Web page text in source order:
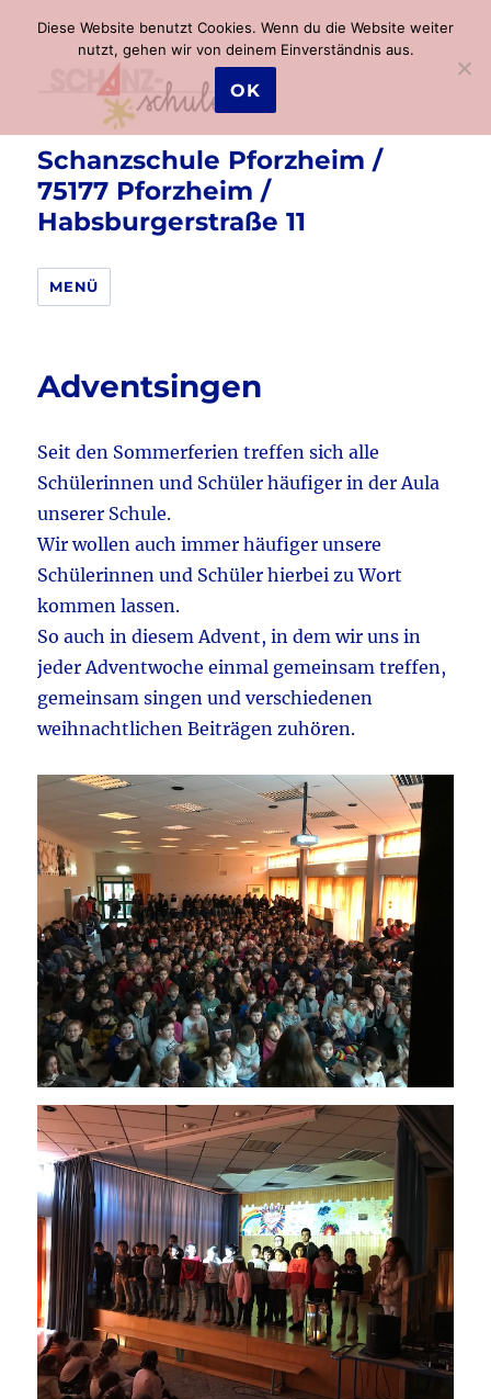
Schanzschule Pforzheim /
75177 Pforzheim /
Habsburgerstraße 11
MENÜ
Adventsingen
Seit den Sommerferien treffen sich alle
Schülerinnen und Schüler häufiger in der Aula
unserer Schule.
Wir wollen auch immer häufiger unsere
Schülerinnen und Schüler hierbei zu Wort
kommen lassen.
So auch in diesem Advent, in dem wir uns in
jeder Adventwoche einmal gemeinsam treffen,
gemeinsam singen und verschiedenen
weihnachtlichen Beiträgen zuhören.
Diese Website benutzt Cookies. Wenn du die Website weiter
nutzt, gehen wir von deinem Einverständnis aus.
OK